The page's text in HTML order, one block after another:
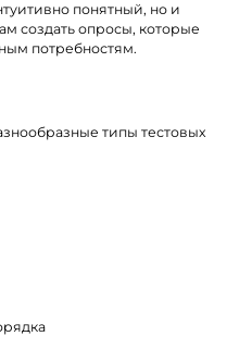
понятный, но и
создать опросы, которые
потребностям.
типы тестовых